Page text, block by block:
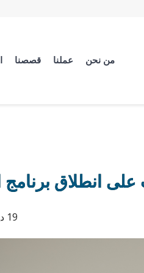
من نحن عملنا قصصنا
19 ديسمبر 2025